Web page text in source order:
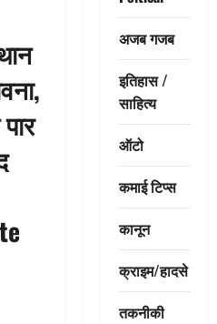
अजब गजब
इतिहास /
साहित्य
ऑटो
कमाई टिप्स
कानून
क्राइम/हादसे
तकनीकी